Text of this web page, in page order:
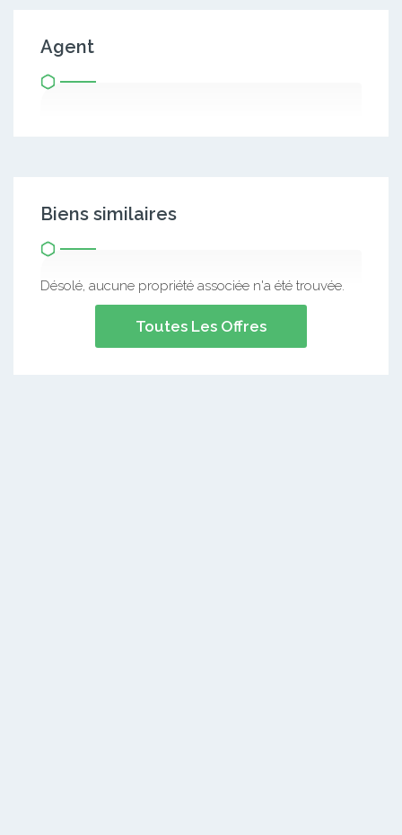
Agent
Biens similaires
Désolé, aucune propriété associée n'a été trouvée.
Toutes Les Offres